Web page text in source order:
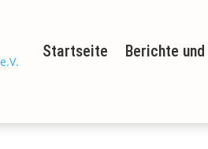
Startseite Berichte